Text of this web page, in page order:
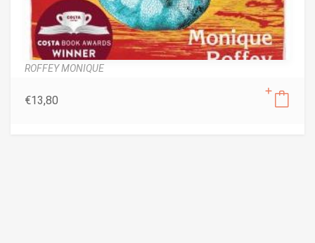
ROFFEY MONIQUE
€13,80